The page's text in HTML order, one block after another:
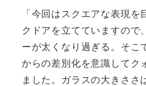
「今回はスクエアな表現
クドアを立てていますので
ーが太くなり過ぎる。そこ
からの差別化を意識してク
ました。ガラスの大きささ